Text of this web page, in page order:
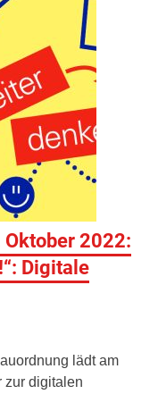
Oktober 2022:
Digitale
lädt am
zur digitalen